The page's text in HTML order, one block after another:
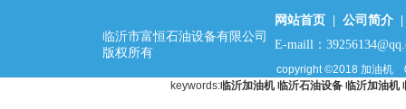
网站首页| 公司简介|
临沂市富恒石油设备有限公司
版权所有
E-maill：
copyright ©2018 加油机
keywords:临沂加油机 临沂石油设备 临沂加油机